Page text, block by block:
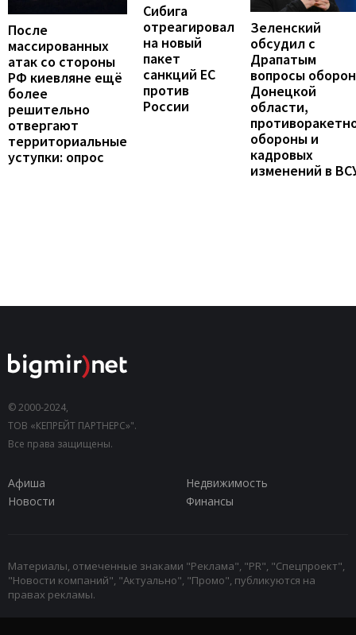
После
массированных
атак со стороны
РФ киевляне ещё
более
решительно
отвергают
территориальные
уступки: опрос
Сибига
отреагировал
на новый
пакет
санкций ЕС
против
России
Зеленский
обсудил с
Драпатым
вопросы
Донецкой
области,
обороны и
кадровых
изменений в
© 2000-2024,
ТОВ «КЕПРЕЙТ ПАРТНЕРС»".
Все права защищены.
Афиша
Недвижимость
Новости
Финансы
Материалы, отмеченные знаками "Реклама", "PR", "Спецпроект",
"Новости компаний", "Актуально", "Промо", публикуются на
правах рекламы.